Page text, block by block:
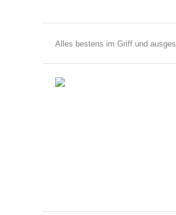
Alles bestens im Griff und